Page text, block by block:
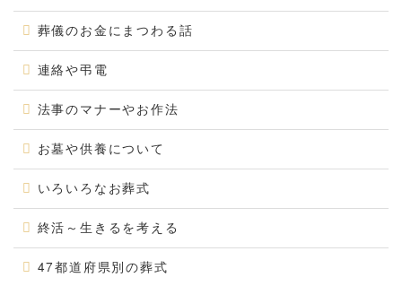
葬儀のお金にまつわる話
連絡や弔電
法事のマナーやお作法
お墓や供養について
いろいろなお葬式
終活～生きるを考える
47都道府県別の葬式